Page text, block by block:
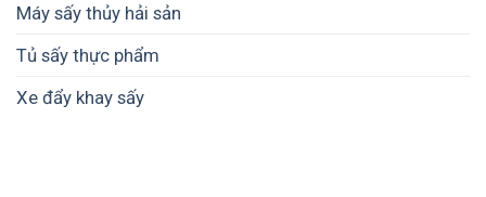
Máy sấy thủy hải sản
Tủ sấy thực phẩm
Xe đẩy khay sấy